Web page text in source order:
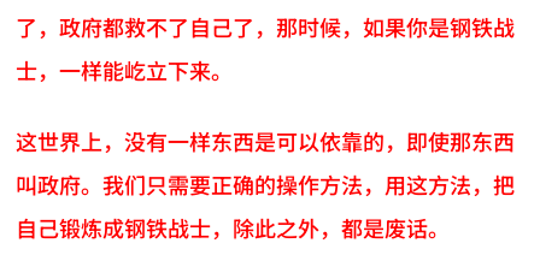
了，政府都救不了自己了，那时候，如果你是钢铁战
士，一样能屹立下来。
这世界上，没有一样东西是可以依靠的，即使那东西
叫政府。我们只需要正确的操作方法，用这方法，把
自己锻炼成钢铁战士，除此之外，都是废话。